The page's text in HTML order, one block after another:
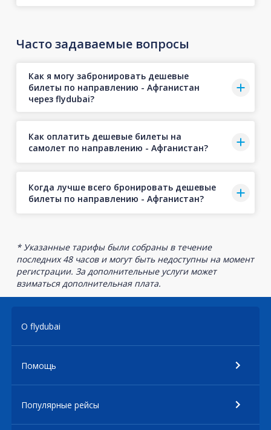
Часто задаваемые вопросы
Как я могу забронировать дешевые
билеты по направлению - Афганистан
через flydubai?
Как оплатить дешевые билеты на
самолет по направлению - Афганистан?
Когда лучше всего бронировать дешевые
билеты по направлению - Афганистан?
* Указанные тарифы были собраны в течение
последних 48 часов и могут быть недоступны на момент
регистрации. За дополнительные услуги может
взиматься дополнительная плата.
О flydubai
Помощь
Популярные рейсы